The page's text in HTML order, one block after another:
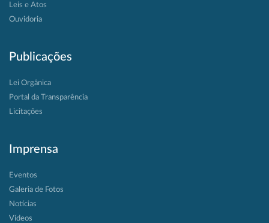
Leis e Atos
Ouvidoria
Publicações
Lei Orgânica
Portal da Transparência
Licitações
Imprensa
Eventos
Galeria de Fotos
Notícias
Vídeos